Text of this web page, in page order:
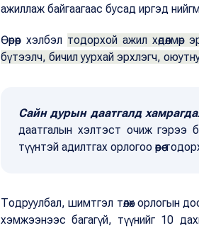
ажиллаж байгаагаас бусад иргэд
Өөрөөр хэлбэл тодорхой ажил хөдөлмөр
бүтээлч, бичил уурхай эрхлэгч,
Сайн дурын даатгалд
даатгалын хэлтэст очиж гэрээ
түүнтэй адилтгах орлогоо өөрөө
Тодруулбал, шимтгэл төлөх орлогын
хэмжээнээс багагүй, түүнийг 10